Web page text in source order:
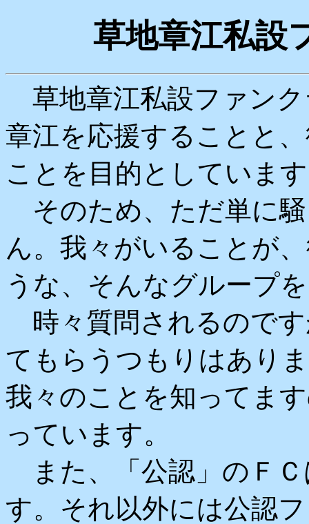
草地章江私設
草地章江私設ファン
章江を応援することと
ことを目的としていま
そのため、ただ単に
ん。我々がいることが
うな、そんなグループ
時々質問されるので
てもらうつもりはあり
我々のことを知ってま
っています。
また、「公認」のＦＣ
す。それ以外には公認